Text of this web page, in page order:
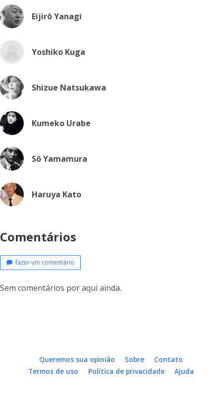
Eijirô Yanagi
Yoshiko Kuga
Shizue Natsukawa
Kumeko Urabe
Sô Yamamura
Haruya Kato
Comentários
fazer um comentário
Sem comentários por aqui ainda.
Queremos sua opinião Sobre
Contato
Termos de uso
Política de privacidade Ajuda